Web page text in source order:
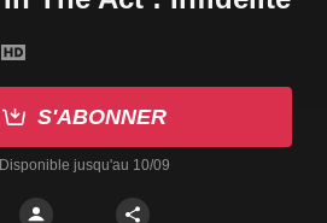
S'ABONNER
Disponible jusqu'au 10/09